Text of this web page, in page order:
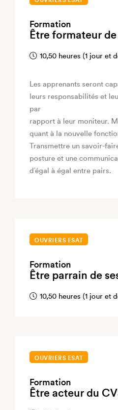
Formation
Être formateur
10,50 heures (1 jour et
Les apprenants seront
leurs responsabilités et
par
rapport à leur moniteur.
quant à la nouvelle
Transmettre un savoir-
posture et une
d’égal à égal entre pairs.
OUVRIERS ESAT
Formation
Être parrain de
10,50 heures (1 jour et
OUVRIERS ESAT
Formation
Être acteur du